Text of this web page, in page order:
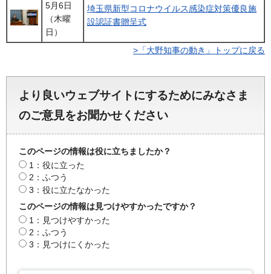
5月6日
（木曜
日）
埼玉県新型コロナウイルス感染症対策優良施
設認証書贈呈式
>「大野知事の動き」トップに戻る
より良いウェブサイトにするためにみなさま
のご意見をお聞かせください
このページの情報は役に立ちましたか？
1：役に立った
2：ふつう
3：役に立たなかった
このページの情報は見つけやすかったですか？
1：見つけやすかった
2：ふつう
3：見つけにくかった